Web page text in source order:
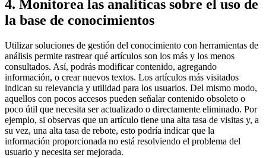
4. Monitorea las analíticas sobre el uso de
la base de conocimientos
Utilizar soluciones de gestión del conocimiento con herramientas de
análisis permite rastrear qué artículos son los más y los menos
consultados. Así, podrás modificar contenido, agregando
información, o crear nuevos textos. Los artículos más visitados
indican su relevancia y utilidad para los usuarios. Del mismo modo,
aquellos con pocos accesos pueden señalar contenido obsoleto o
poco útil que necesita ser actualizado o directamente eliminado. Por
ejemplo, si observas que un artículo tiene una alta tasa de visitas y, a
su vez, una alta tasa de rebote, esto podría indicar que la
información proporcionada no está resolviendo el problema del
usuario y necesita ser mejorada.